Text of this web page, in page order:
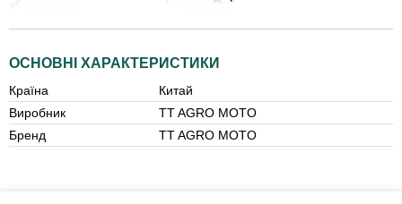
ОСНОВНІ ХАРАКТЕРИСТИКИ
Країна
Китай
Виробник
TT AGRO MOTO
Бренд
TT AGRO MOTO